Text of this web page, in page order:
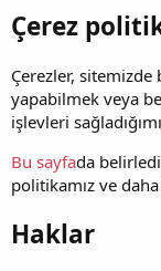
Çerez
Çerezler,
yapabilmek veya
işlevleri
Bu sayfada
politikamız ve
Haklar